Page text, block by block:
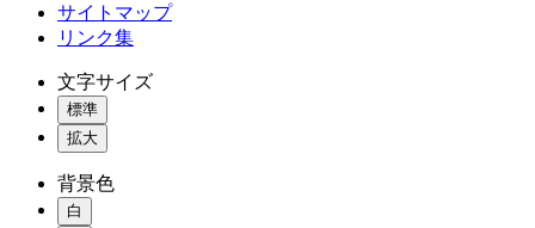
サイトマップ
リンク集
文字サイズ
標準
拡大
背景色
白